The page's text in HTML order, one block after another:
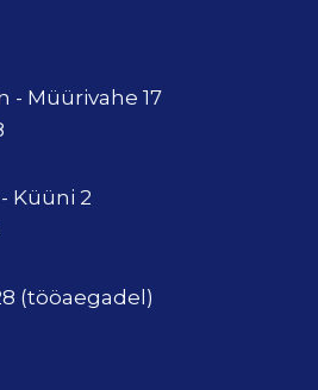
- Müürivahe 17
Küüni 2
(tööaegadel)